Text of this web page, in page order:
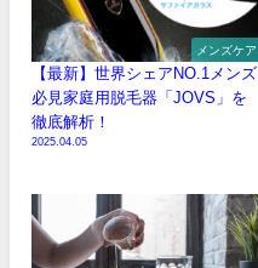
メンズケア
【最新】世界シェアNO.1メンズ
必見家庭用脱毛器「JOVS」を
徹底解析！
2025.04.05